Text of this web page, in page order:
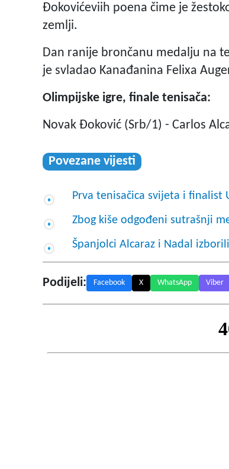
Đokovićeviih poena čime je
zemlji.
Dan ranije brončanu medalju na
je svladao Kanađanina Felixa
Olimpijske igre, finale tenisača:
Novak Đoković (Srb/1) - Carlos
Povezane vijesti
Prva tenisačica svijeta i finalist
Zbog kiše odgođeni sutrašnji
Španjolci Alcaraz i Nadal
Podijeli: Facebook X WhatsApp Viber